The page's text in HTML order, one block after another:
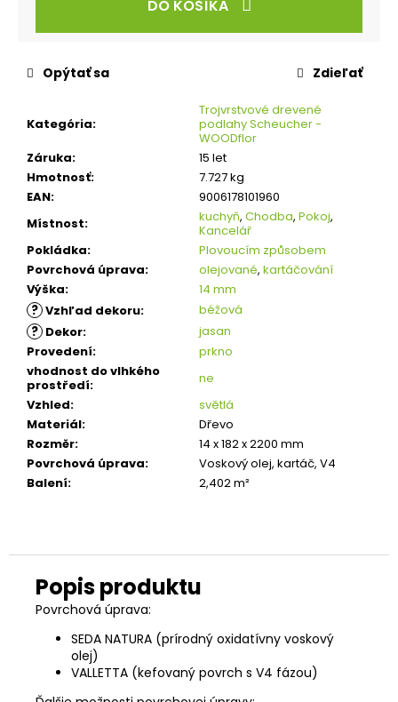
DO KOŠÍKA
Kategória:
Trojvrstvové drevené
podlahy Scheucher -
WOODflor
Záruka:
15 let
Hmotnosť:
7.727 kg
EAN:
9006178101960
Místnost: kuchyň, Chodba, Pokoj,
Kancelář
Pokládka:
Plovoucím způsobem
Povrchová úprava: olejované, kartáčování
Výška: 14 mm
? Vzhľad dekoru: béžová
? Dekor:
jasan
Provedení:
prkno
vhodnost do vlhkého
prostředí:
ne
Vzhled:
světlá
Materiál:
Dřevo
Rozměr:
14 x 182 x 2200 mm
Povrchová úprava:
Voskový olej, kartáč, V4
Balení: 2,402 m²
Opýtať sa Zdieľať
Povrchová úprava:
SEDA NATURA (prírodný oxidatívny voskový
olej)
VALLETTA (kefovaný povrch s V4 fázou)